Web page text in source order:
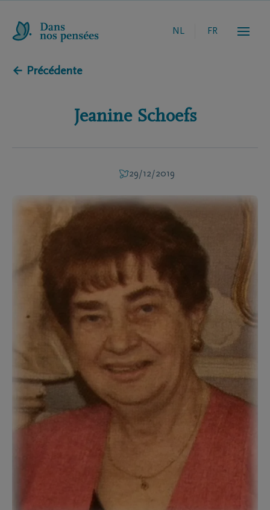
NL FR
← Précédente
Jeanine Schoefs
29/12/2019